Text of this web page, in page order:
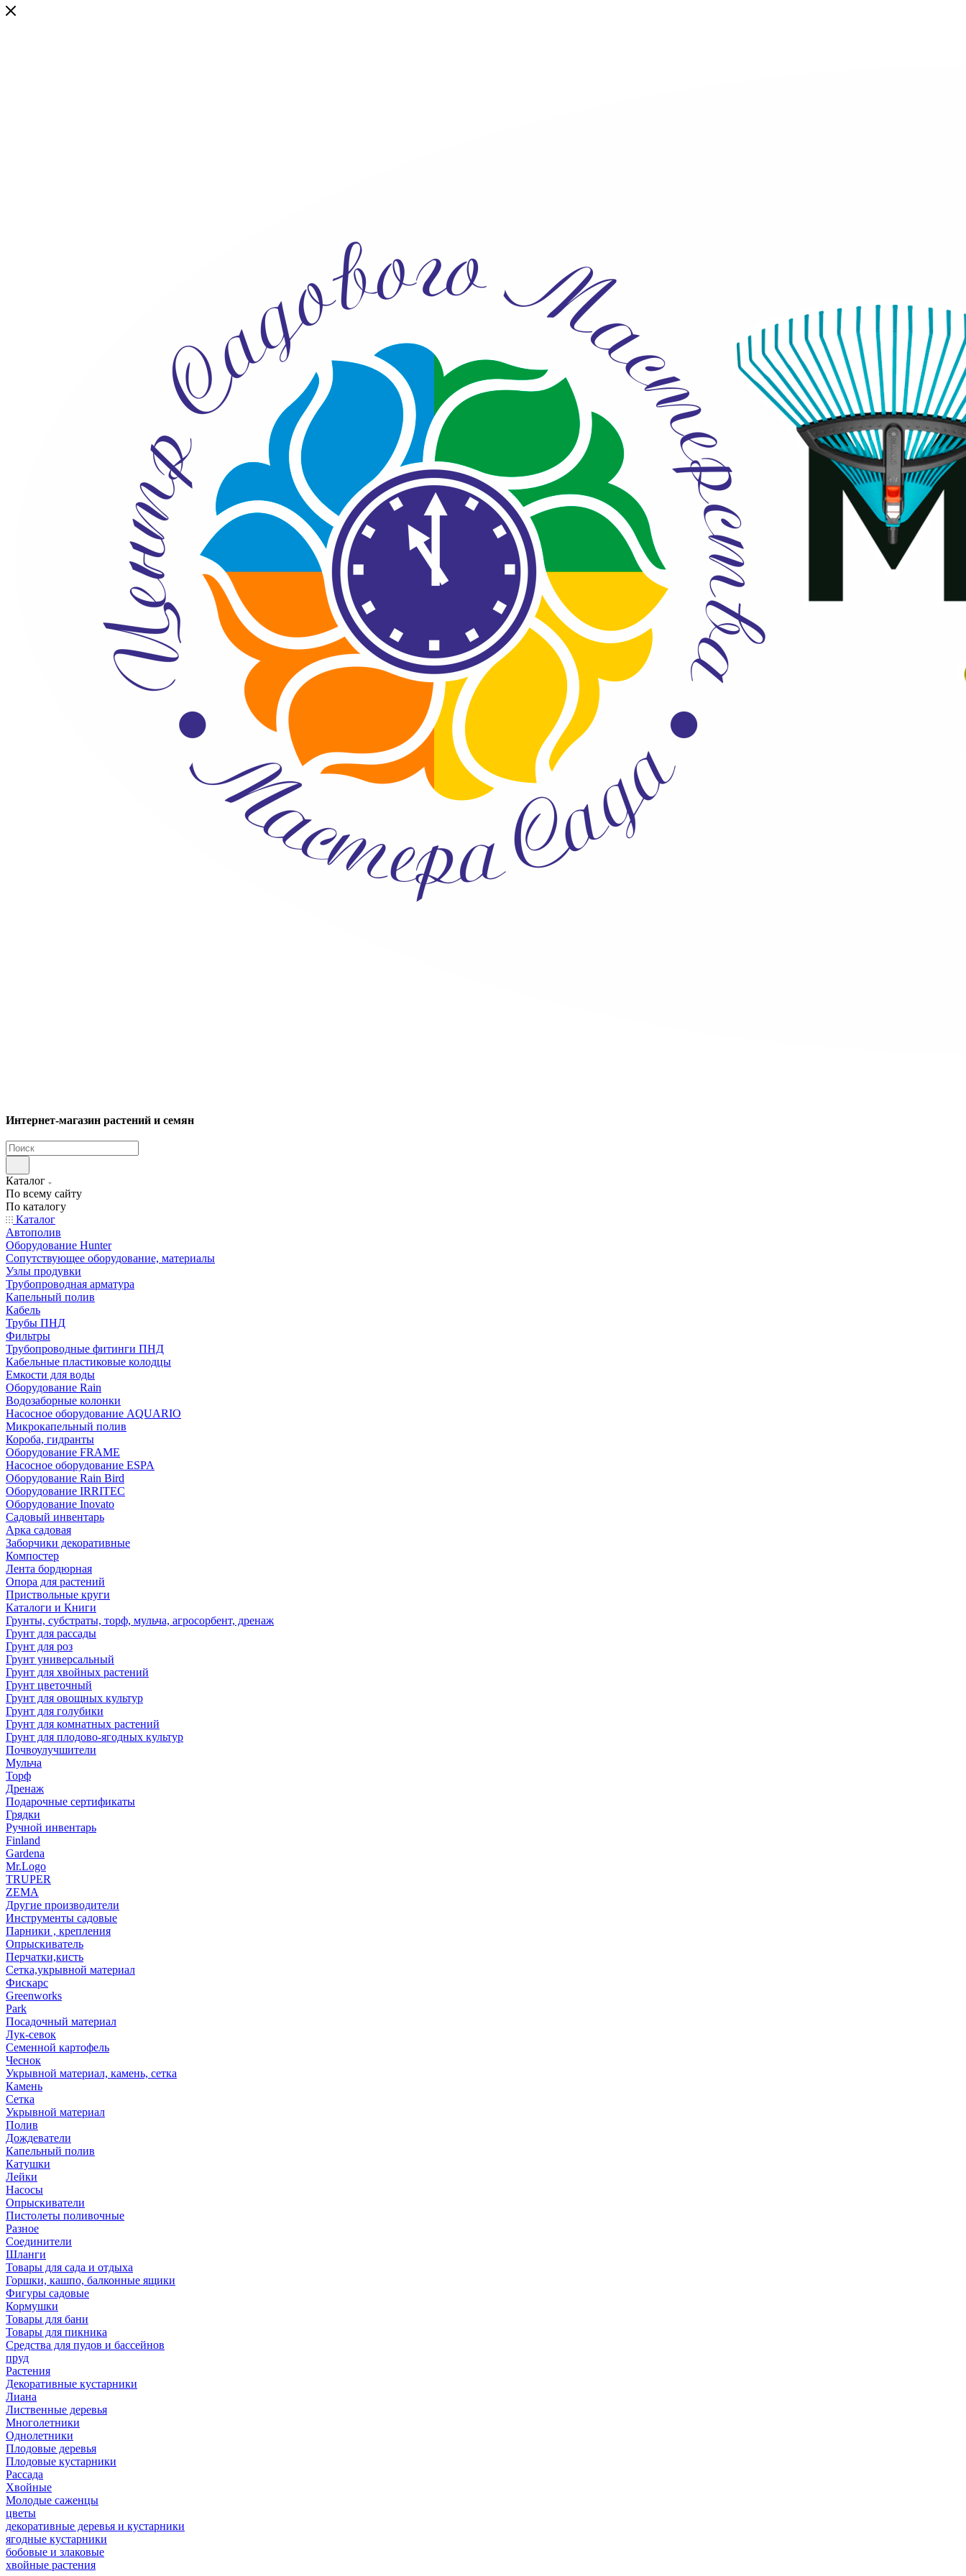
Интернет-магазин растений и семян
Каталог
По всему сайту
По каталогу
Каталог
Автополив
Оборудование Hunter
Сопутствующее оборудование, материалы
Узлы продувки
Трубопроводная арматура
Капельный полив
Кабель
Трубы ПНД
Фильтры
Трубопроводные фитинги ПНД
Кабельные пластиковые колодцы
Емкости для воды
Оборудование Rain
Водозаборные колонки
Насосное оборудование AQUARIO
Микрокапельный полив
Короба, гидранты
Оборудование FRAME
Насосное оборудование ESPA
Оборудование Rain Bird
Оборудование IRRITEC
Оборудование Inovato
Садовый инвентарь
Арка садовая
Заборчики декоративные
Компостер
Лента бордюрная
Опора для растений
Приствольные круги
Каталоги и Книги
Грунты, субстраты, торф, мульча, агросорбент, дренаж
Грунт для рассады
Грунт для роз
Грунт универсальный
Грунт для хвойных растений
Грунт цветочный
Грунт для овощных культур
Грунт для голубики
Грунт для комнатных растений
Грунт для плодово-ягодных культур
Почвоулучшители
Мульча
Торф
Дренаж
Подарочные сертификаты
Грядки
Ручной инвентарь
Finland
Gardena
Mr.Logo
TRUPER
ZEMA
Другие производители
Инструменты садовые
Парники , крепления
Опрыскиватель
Перчатки,кисть
Сетка,укрывной материал
Фискарс
Greenworks
Park
Посадочный материал
Лук-севок
Семенной картофель
Чеснок
Укрывной материал, камень, сетка
Камень
Сетка
Укрывной материал
Полив
Дождеватели
Капельный полив
Катушки
Лейки
Насосы
Опрыскиватели
Пистолеты поливочные
Разное
Соединители
Шланги
Товары для сада и отдыха
Горшки, кашпо, балконные ящики
Фигуры садовые
Кормушки
Товары для бани
Товары для пикника
Средства для пудов и бассейнов
пруд
Растения
Декоративные кустарники
Лиана
Лиственные деревья
Многолетники
Однолетники
Плодовые деревья
Плодовые кустарники
Рассада
Хвойные
Молодые саженцы
цветы
декоративные деревья и кустарники
ягодные кустарники
бобовые и злаковые
хвойные растения